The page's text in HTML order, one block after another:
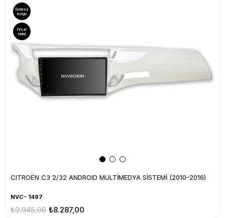
CITROËN C3 2/32 ANDROID MULTİMEDYA SİSTEMİ (2010-2016)
NVC- 1497
₺8.287,00
₺9.945,00
Ücretsiz
Kargo
Fırsat
Ürünü